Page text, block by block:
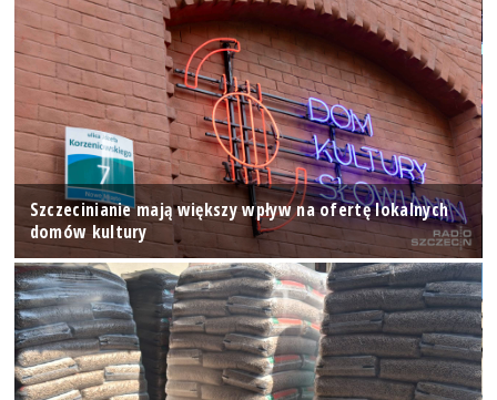
Szczecinianie mają większy wpływ na ofertę lokalnych
domów kultury